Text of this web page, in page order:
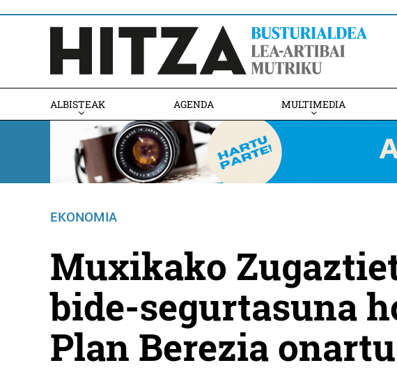
ALBISTEAK AGENDA MULTIMEDIA
EKONOMIA
Muxikako
bide-segurtasuna
Plan Berezia